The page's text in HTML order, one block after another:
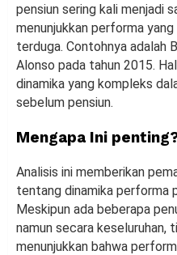
pensiun sering kali menjadi
menunjukkan performa
terduga. Contohnya adalah
Alonso pada tahun 2015.
dinamika yang kompleks
sebelum pensiun.
Mengapa Ini
Analisis ini memberikan
tentang dinamika performa
Meskipun ada beberapa
namun secara keseluruhan,
menunjukkan bahwa